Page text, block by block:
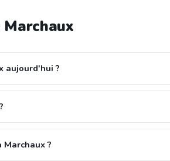
aujourd'hui ?
?